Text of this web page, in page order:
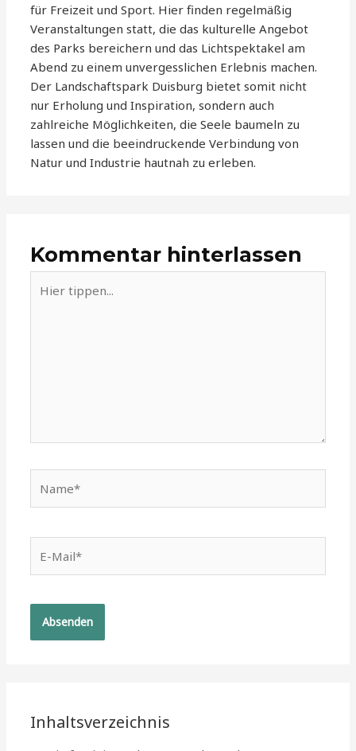
für Freizeit und Sport. Hier finden regelmäßig
Veranstaltungen statt, die das kulturelle Angebot
des Parks bereichern und das Lichtspektakel am
Abend zu einem unvergesslichen Erlebnis machen.
Der Landschaftspark Duisburg bietet somit nicht
nur Erholung und Inspiration, sondern auch
zahlreiche Möglichkeiten, die Seele baumeln zu
lassen und die beeindruckende Verbindung von
Natur und Industrie hautnah zu erleben.
Kommentar hinterlassen
tippen...
Mail*
Inhaltsverzeichnis